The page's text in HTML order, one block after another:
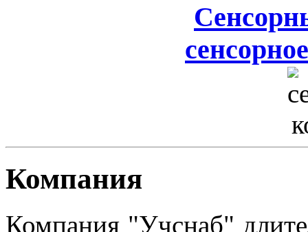
Компания
Компания "Учснаб"